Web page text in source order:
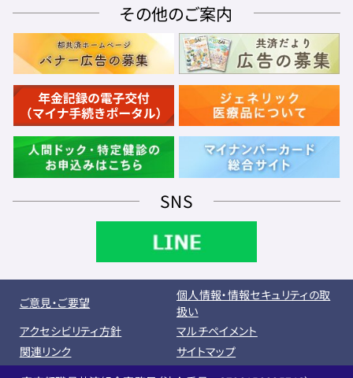
その他のご案内
SNS
ご意見・ご要望
個人情報・情報セキュリティの取
扱い
アクセシビリティ方針
マルチペイメント
関連リンク
サイトマップ